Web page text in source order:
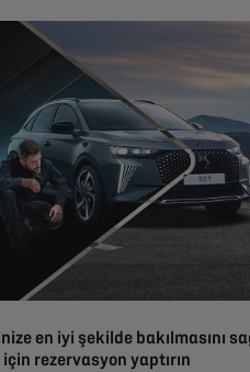
en iyi şekilde bakılmasını
rezervasyon yaptırın